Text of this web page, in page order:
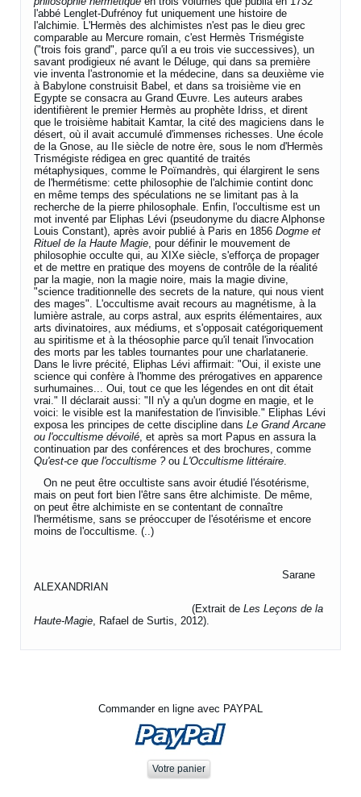
l'abbé Lenglet-Dufrénoy fut uniquement une histoire de
l'alchimie. L'Hermès des alchimistes n'est pas le dieu grec
comparable au Mercure romain, c'est Hermès Trismégiste
("trois fois grand", parce qu'il a eu trois vie successives), un
savant prodigieux né avant le Déluge, qui dans sa première
vie inventa l'astronomie et la médecine, dans sa deuxième vie
à Babylone construisit Babel, et dans sa troisième vie en
Egypte se consacra au Grand Œuvre. Les auteurs arabes
identifièrent le premier Hermès au prophète Idriss, et dirent
que le troisième habitait Kamtar, la cité des magiciens dans le
désert, où il avait accumulé d'immenses richesses. Une école
de la Gnose, au IIe siècle de notre ère, sous le nom d'Hermès
Trismégiste rédigea en grec quantité de traités
métaphysiques, comme le Poïmandrès, qui élargirent le sens
de l'hermétisme: cette philosophie de l'alchimie contint donc
en même temps des spéculations ne se limitant pas à la
recherche de la pierre philosophale. Enfin, l'occultisme est un
mot inventé par Eliphas Lévi (pseudonyme du diacre Alphonse
Louis Constant), après avoir publié à Paris en 1856Dogme et
Rituel de la Haute Magie, pour définir le mouvement de
philosophie occulte qui, au XIXe siècle, s'efforça de propager
et de mettre en pratique des moyens de contrôle de la réalité
par la magie, non la magie noire, mais la magie divine,
"science traditionnelle des secrets de la nature, qui nous vient
des mages". L'occultisme avait recours au magnétisme, à la
lumière astrale, au corps astral, aux esprits élémentaires, aux
arts divinatoires, aux médiums, et s'opposait catégoriquement
au spiritisme et à la théosophie parce qu'il tenait l'invocation
des morts par les tables tournantes pour une charlatanerie.
Dans le livre précité, Eliphas Lévi affirmait: "Oui, il existe une
science qui confère à l'homme des prérogatives en apparence
surhumaines... Oui, tout ce que les légendes en ont dit était
vrai." Il déclarait aussi: "Il n'y a qu'un dogme en magie, et le
voici: le visible est la manifestation de l'invisible." Eliphas Lévi
exposa les principes de cette discipline dansLe Grand Arcane
ou l'occultisme dévoilé, et après sa mort Papus en assura la
continuation par des conférences et des brochures, comme
Qu'est-ce que l'occultisme ?ouL'Occultisme littéraire.
On ne peut être occultiste sans avoir étudié l'ésotérisme,
mais on peut fort bien l'être sans être alchimiste. De même,
on peut être alchimiste en se contentant de connaître
l'hermétisme, sans se préoccuper de l'ésotérisme et encore
moins de l'occultisme. (..)
Sarane
ALEXANDRIAN
(Extrait deLes Leçons de la
Haute-Magie, Rafael de Surtis, 2012).
Commander en ligne avec PAYPAL